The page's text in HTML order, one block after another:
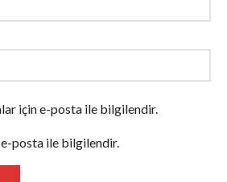
için e-posta ile bilgilendir.
e-posta ile bilgilendir.